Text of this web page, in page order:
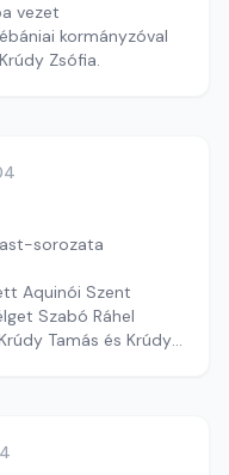
vezet
kormányzóval
Zsófia.
sorozata
Aquinói Szent
Szabó Ráhel
Tamás és Krúdy